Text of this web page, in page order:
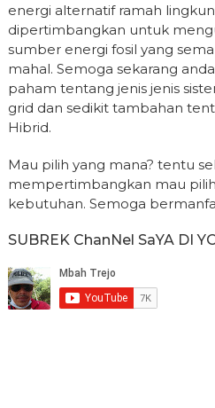
energi alternatif ramah
dipertimbangkan untuk
sumber energi fosil yang
mahal. Semoga sekarang
paham tentang jenis jenis
grid dan sedikit tambahan
Hibrid.
Mau pilih yang mana? tentu
mempertimbangkan mau
kebutuhan. Semoga
SUBREK ChanNel SaYA DI